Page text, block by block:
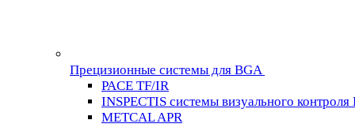
Прецизионные системы для BGA
PACE TF/IR
INSPECTIS системы визуального контроля
METCAL APR